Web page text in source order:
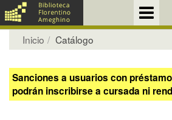
Inicio Catálogo
Sanciones a usuarios con
podrán inscribirse a cursada ni